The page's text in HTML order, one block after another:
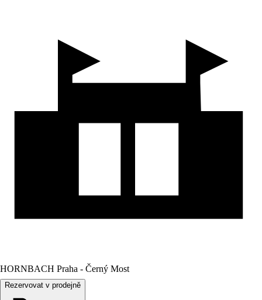
HORNBACH Praha - Černý Most
Rezervovat v prodejně